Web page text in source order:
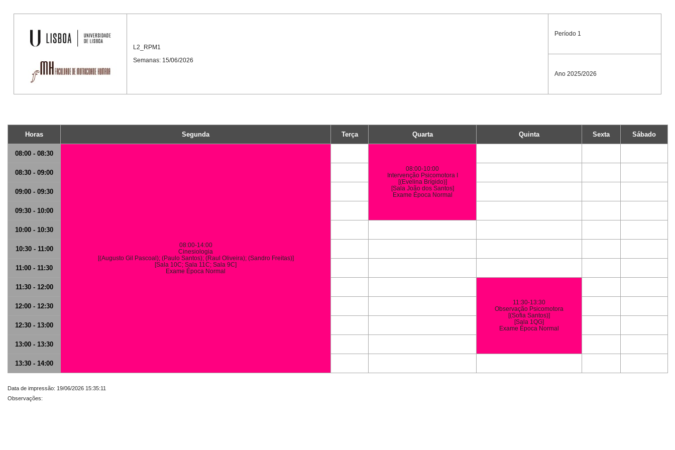
L2_RPM1
Semanas: 15/06/2026
Período 1
Ano 2025/2026
Horas Segunda Terça Quarta Quinta Sexta Sábado
08:00 - 08:30
08:00-14:00
Cinesiologia
[(Augusto Gil Pascoal); (Paulo Santos); (Raul Oliveira); (Sandro Freitas)]
[Sala 10C; Sala 11C; Sala 9C]
Exame Época Normal
08:00-10:00
Intervenção Psicomotora I
[(Evelina Brígido)]
[Sala João dos Santos]
Exame Época Normal
08:30 - 09:00
09:00 - 09:30
09:30 - 10:00
10:00 - 10:30
10:30 - 11:00
11:00 - 11:30
11:30 - 12:00
11:30-13:30
Observação Psicomotora
[(Sofia Santos)]
[Sala 1QG]
Exame Época Normal
12:00 - 12:30
12:30 - 13:00
13:00 - 13:30
13:30 - 14:00
Data de impressão: 19/06/2026 15:35:11
Observações: